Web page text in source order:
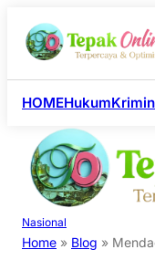
HOMEHukum
Nasional
Home » Blog »